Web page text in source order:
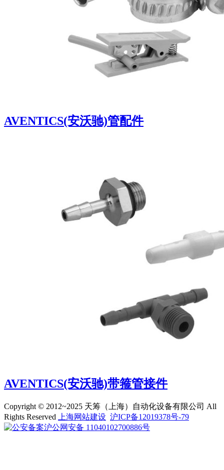
AVENTICS(安沃驰)管配件
AVENTICS(安沃驰)带箍管接件
Copyright © 2012~2025 天筹（上海）自动化设备有限公司 All
Rights Reserved
上海网站建设 沪ICP备12019378号-79
沪公网安备 11040102700886号